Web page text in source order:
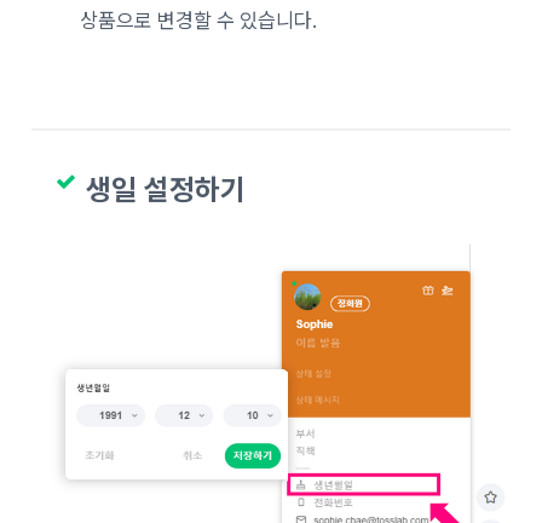
상품으로 변경할 수 있습니다.
생일 설정하기